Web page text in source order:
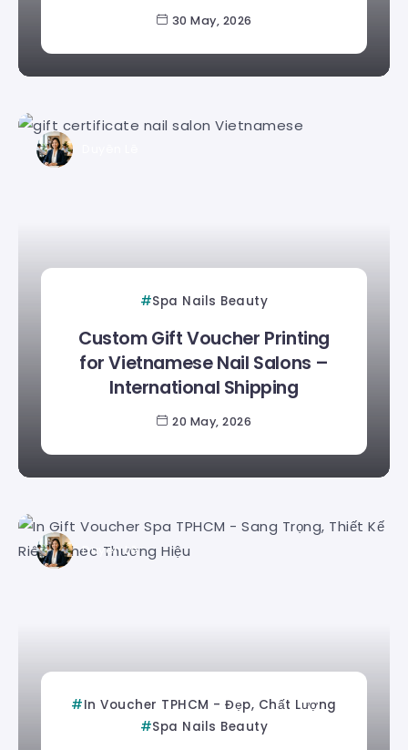
30 May, 2026
Spa Nails Beauty
Custom Gift Voucher Printing
for Vietnamese Nail Salons –
International Shipping
20 May, 2026
Duyên Lê
In Voucher TPHCM - Đẹp, Chất Lượng
Spa Nails Beauty